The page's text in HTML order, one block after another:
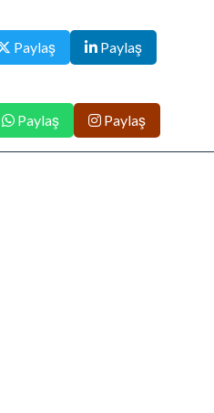
Paylaş Paylaş
Paylaş Paylaş